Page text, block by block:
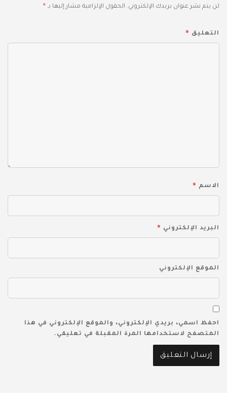
لن يتم نشر عنوان بريدك الإلكتروني. الحقول الإلزامية مشار إليها بـ *
التعليق *
الاسم *
البريد الإلكتروني *
الموقع الإلكتروني
احفظ اسمي، بريدي الإلكتروني، والموقع الإلكتروني في هذا
المتصفح لاستخدامها المرة المقبلة في تعليقي.